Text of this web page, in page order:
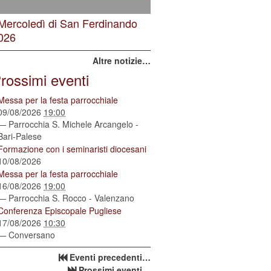
di San Ferdinando
Altre notizie…
eventi
per la festa parrocchiale
08/2026 19:00
Parrocchia S. Michele Arcangelo -
Palese
con i seminaristi diocesani
08/2026
per la festa parrocchiale
08/2026 19:00
Parrocchia S. Rocco - Valenzano
Episcopale Pugliese
08/2026 10:30
Conversano
Eventi precedenti…